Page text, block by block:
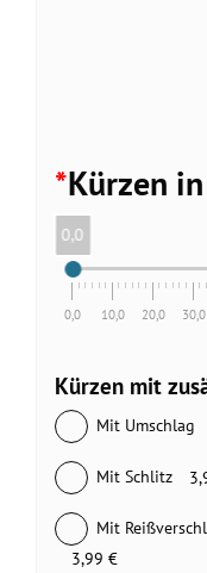
*Kürzen
0,0
0,0 10,0 20,0 30,0
Kürzen mit
Mit Umschlag
Mit Schlitz
Mit
3,99 €